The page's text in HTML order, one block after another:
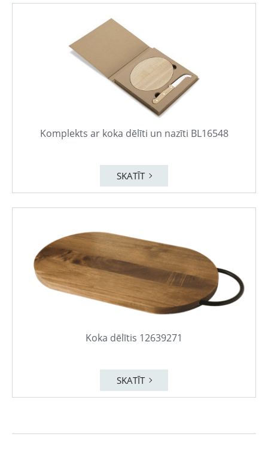
Komplekts ar koka dēlīti un nazīti BL16548
SKATĪT
Koka dēlītis 12639271
SKATĪT